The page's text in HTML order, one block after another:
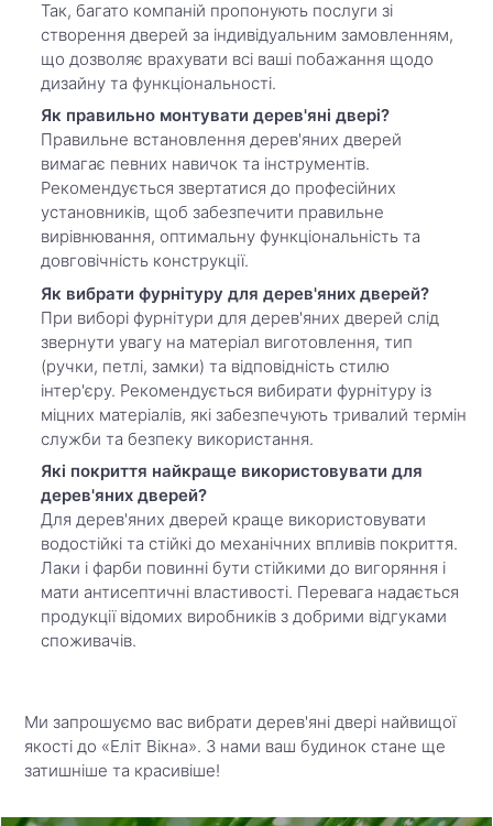
Так, багато компаній пропонують послуги зі
створення дверей за індивідуальним замовленням,
що дозволяє врахувати всі ваші побажання щодо
дизайну та функціональності.
Як правильно монтувати дерев'яні двері?
Правильне встановлення дерев'яних дверей
вимагає певних навичок та інструментів.
Рекомендується звертатися до професійних
установників, щоб забезпечити правильне
вирівнювання, оптимальну функціональність та
довговічність конструкції.
Як вибрати фурнітуру для дерев'яних дверей?
При виборі фурнітури для дерев'яних дверей слід
звернути увагу на матеріал виготовлення, тип
(ручки, петлі, замки) та відповідність стилю
інтер'єру. Рекомендується вибирати фурнітуру із
міцних матеріалів, які забезпечують тривалий термін
служби та безпеку використання.
Які покриття найкраще використовувати для
дерев'яних дверей?
Для дерев'яних дверей краще використовувати
водостійкі та стійкі до механічних впливів покриття.
Лаки і фарби повинні бути стійкими до вигоряння і
мати антисептичні властивості. Перевага надається
продукції відомих виробників з добрими відгуками
споживачів.
Ми запрошуємо вас вибрати дерев'яні двері найвищої
якості до «Еліт Вікна». З нами ваш будинок стане ще
затишніше та красивіше!